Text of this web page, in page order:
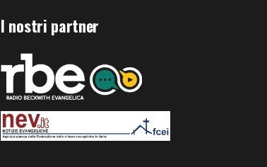
I nostri partner